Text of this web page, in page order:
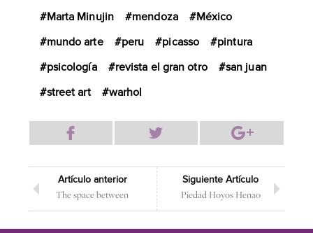
Marta Minujin
mendoza
México
mundo arte
peru picasso
pintura
psicología
revista el gran otro
san juan
street art
warhol
Artículo anterior
The space between
Siguiente Artículo
Piedad Hoyos Henao